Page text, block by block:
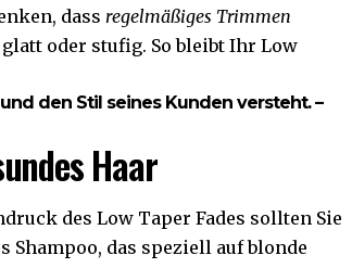
dassregelmäßiges Trimmen
oder stufig. So bleibt Ihr Low
den Stil seines Kunden versteht. –
Haar
des Low Taper Fades sollten Sie
Shampoo, das speziell auf blonde